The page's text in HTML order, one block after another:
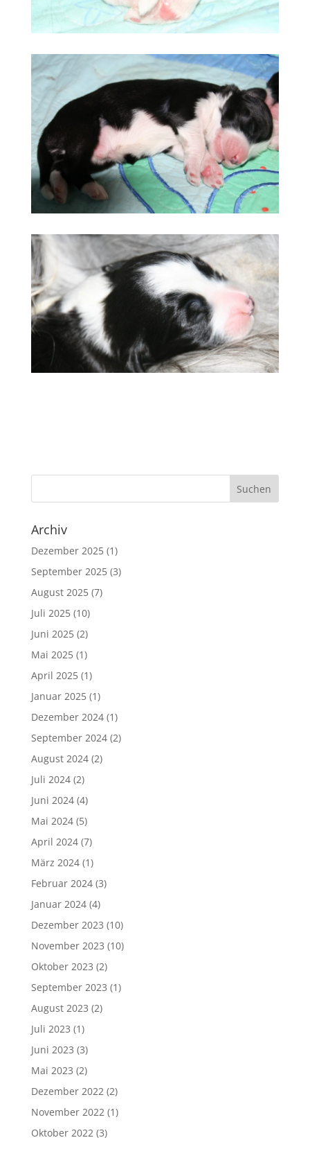
Archiv
Dezember 2025(1)
September 2025(3)
August 2025(7)
Juli 2025(10)
Juni 2025(2)
Mai 2025(1)
April 2025(1)
Januar 2025(1)
Dezember 2024(1)
September 2024(2)
August 2024(2)
Juli 2024(2)
Juni 2024(4)
Mai 2024(5)
April 2024(7)
März 2024(1)
Februar 2024(3)
Januar 2024(4)
Dezember 2023 (10)
November 2023 (10)
Oktober 2023 (2)
September 2023 (1)
August 2023 (2)
Juli 2023 (1)
Juni 2023 (3)
Mai 2023 (2)
Dezember 2022 (2)
November 2022 (1)
Oktober 2022 (3)